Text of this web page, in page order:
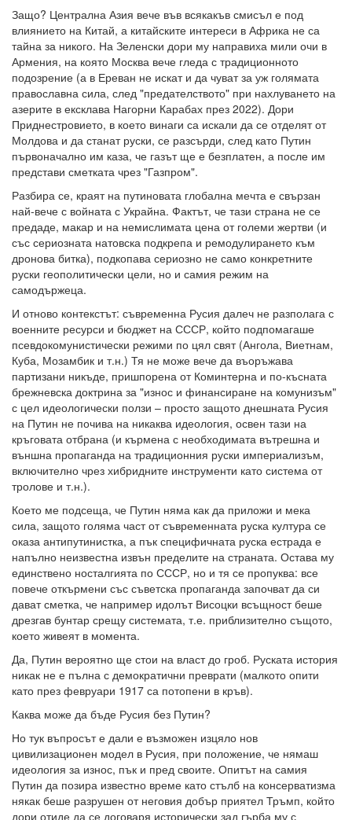
Защо? Централна Азия вече във всякакъв смисъл е под
влиянието на Китай, а китайските интереси в Африка не са
тайна за никого. На Зеленски дори му направиха мили очи в
Армения, на която Москва вече гледа с традиционното
подозрение (а в Ереван не искат и да чуват за уж голямата
православна сила, след "предателството" при нахлуването на
азерите в ексклава Нагорни Карабах през 2022). Дори
Приднестровието, в което винаги са искали да се отделят от
Молдова и да станат руски, се разсърди, след като Путин
първоначално им каза, че газът ще е безплатен, а после им
представи сметката чрез "Газпром".
Разбира се, краят на путиновата глобална мечта е свързан
най-вече с войната с Украйна. Фактът, че тази страна не се
предаде, макар и на немислимата цена от големи жертви (и
със сериозната натовска подкрепа и ремодулирането към
дронова битка), подкопава сериозно не само конкретните
руски геополитически цели, но и самия режим на
самодържеца.
И отново контекстът: съвременна Русия далеч не разполага с
военните ресурси и бюджет на СССР, който подпомагаше
псевдокомунистически режими по цял свят (Ангола, Виетнам,
Куба, Мозамбик и т.н.) Тя не може вече да въоръжава
партизани никъде, пришпорена от Коминтерна и по-късната
брежневска доктрина за "износ и финансиране на комунизъм"
с цел идеологически ползи – просто защото днешната Русия
на Путин не почива на никаква идеология, освен тази на
кръговата отбрана (и кърмена с необходимата вътрешна и
външна пропаганда на традиционния руски империализъм,
включително чрез хибридните инструменти като система от
тролове и т.н.).
Което ме подсеща, че Путин няма как да приложи и мека
сила, защото голяма част от съвременната руска култура се
оказа антипутинистка, а пък специфичната руска естрада е
напълно неизвестна извън пределите на страната. Остава му
единствено носталгията по СССР, но и тя се пропуква: все
повече откърмени със съветска пропаганда започват да си
дават сметка, че например идолът Висоцки всъщност беше
дрезгав бунтар срещу системата, т.е. приблизително същото,
което живеят в момента.
Да, Путин вероятно ще стои на власт до гроб. Руската история
никак не е пълна с демократични преврати (малкото опити
като през февруари 1917 са потопени в кръв).
Каква може да бъде Русия без Путин?
Но тук въпросът е дали е възможен изцяло нов
цивилизационен модел в Русия, при положение, че нямаш
идеология за износ, пък и пред своите. Опитът на самия
Путин да позира известно време като стълб на консерватизма
някак беше разрушен от неговия добър приятел Тръмп, който
дори отиде да се договаря исторически зад гърба му с